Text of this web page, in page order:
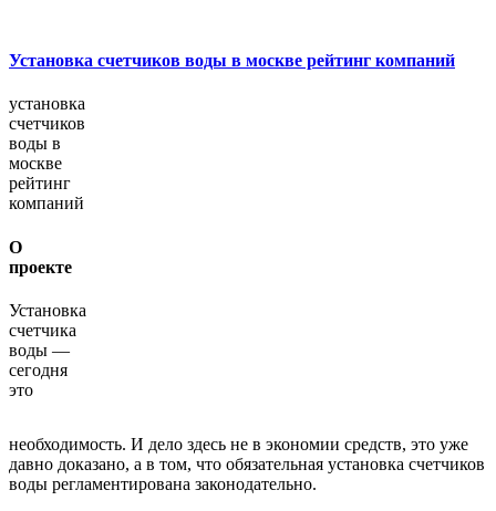
Установка счетчиков воды в москве рейтинг компаний
установка
счетчиков
воды в
москве
рейтинг
компаний
О
проекте
Установка
счетчика
воды —
сегодня
это
необходимость. И дело здесь не в экономии средств, это уже
давно доказано, а в том, что обязательная установка счетчиков
воды регламентирована законодательно.